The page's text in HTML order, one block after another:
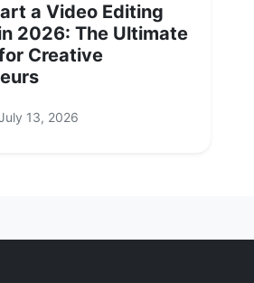
a Video Editing
2026: The Ultimate
Creative
13, 2026